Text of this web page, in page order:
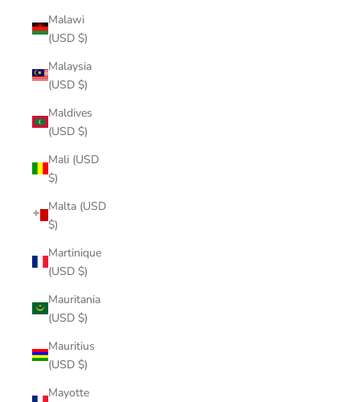
Malawi
(USD $)
Malaysia
(USD $)
Maldives
(USD $)
Mali (USD
$)
Malta (USD
$)
Martinique
(USD $)
Mauritania
(USD $)
Mauritius
(USD $)
Mayotte